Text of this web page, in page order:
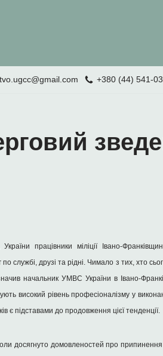
+380 (44) 541-
працівники міліції Івано-
службі, друзі та рідні. Чимало з тих, хто
начальник УМВС України в Івано-
високий рівень професіоналізму у
є підставами до продовження цієї тенденції.
досягнуто домовленостей про